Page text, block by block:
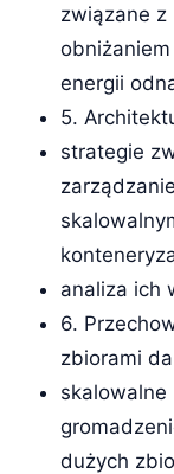
związane z
energii
5.
strategie
analiza ich
6.
zbiorami
skalowalne
dużych